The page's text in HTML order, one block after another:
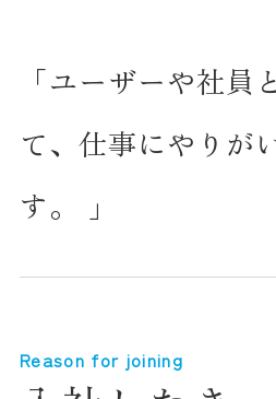
「ユーザーや社員
て、仕事にやりが
す。 」
Reason for joining